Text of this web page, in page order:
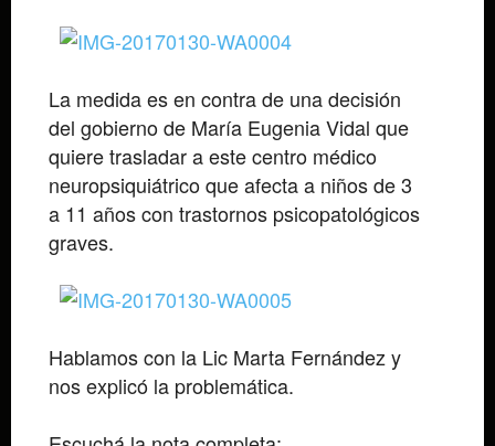
La medida es en contra de una decisión
del gobierno de María Eugenia Vidal que
quiere trasladar a este centro médico
neuropsiquiátrico que afecta a niños de 3
a 11 años con trastornos psicopatológicos
graves.
Hablamos con la Lic Marta Fernández y
nos explicó la problemática.